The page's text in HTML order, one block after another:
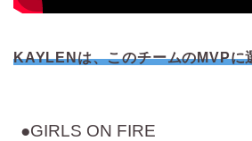
KAYLENは、このチームのMVPに
●GIRLS ON FIRE